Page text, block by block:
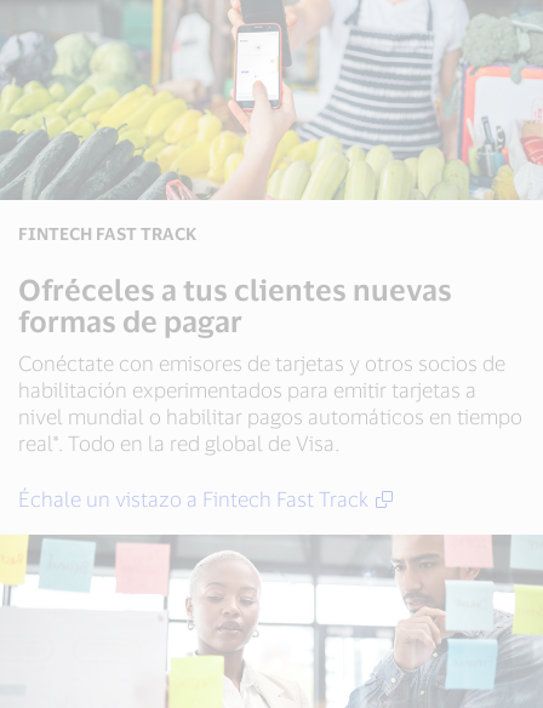
FINTECH FAST TRACK
Ofréceles a tus clientes nuevas
formas de pagar
Conéctate con emisores de tarjetas y otros socios de
habilitación experimentados para emitir tarjetas a
nivel mundial o habilitar pagos automáticos en tiempo
real*. Todo en la red global de Visa.
Échale un vistazo a Fintech Fast Track